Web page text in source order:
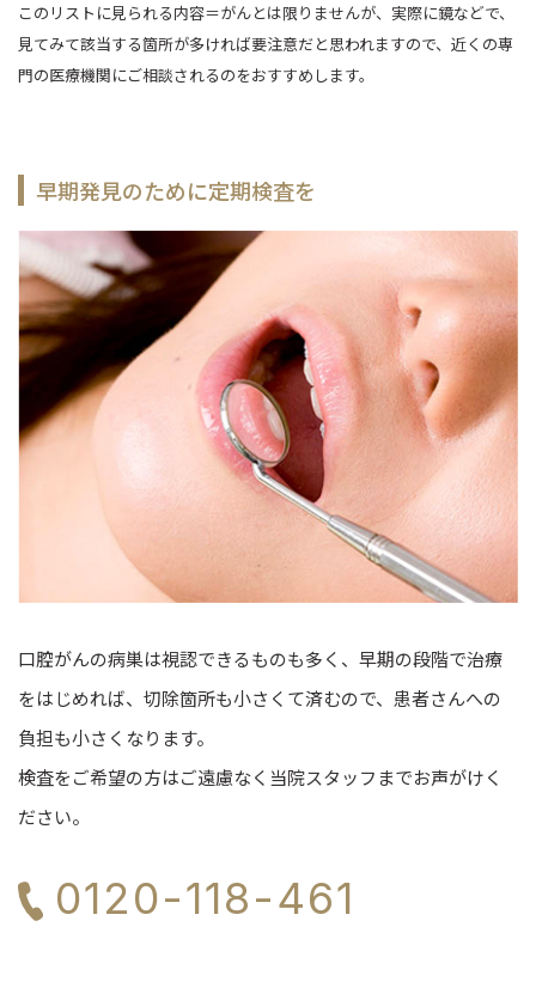
このリストに見られる内容＝がんとは限りませんが、実際に鏡などで、
見てみて該当する箇所が多ければ要注意だと思われますので、近くの専
門の医療機関にご相談されるのをおすすめします。
早期発見のために定期検査を
口腔がんの病巣は視認できるものも多く、早期の段階で治療
をはじめれば、切除箇所も小さくて済むので、患者さんへの
負担も小さくなります。
検査をご希望の方はご遠慮なく当院スタッフまでお声がけく
ださい。
0120-118-461